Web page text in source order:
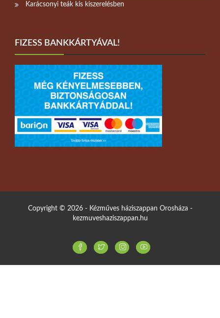
Karácsonyi teák kis kiszerelésben
FIZESS BANKKÁRTYÁVAL!
Copyright © 2026 - Kézműves háziszappan Orosháza -
kezmuveshaziszappan.hu